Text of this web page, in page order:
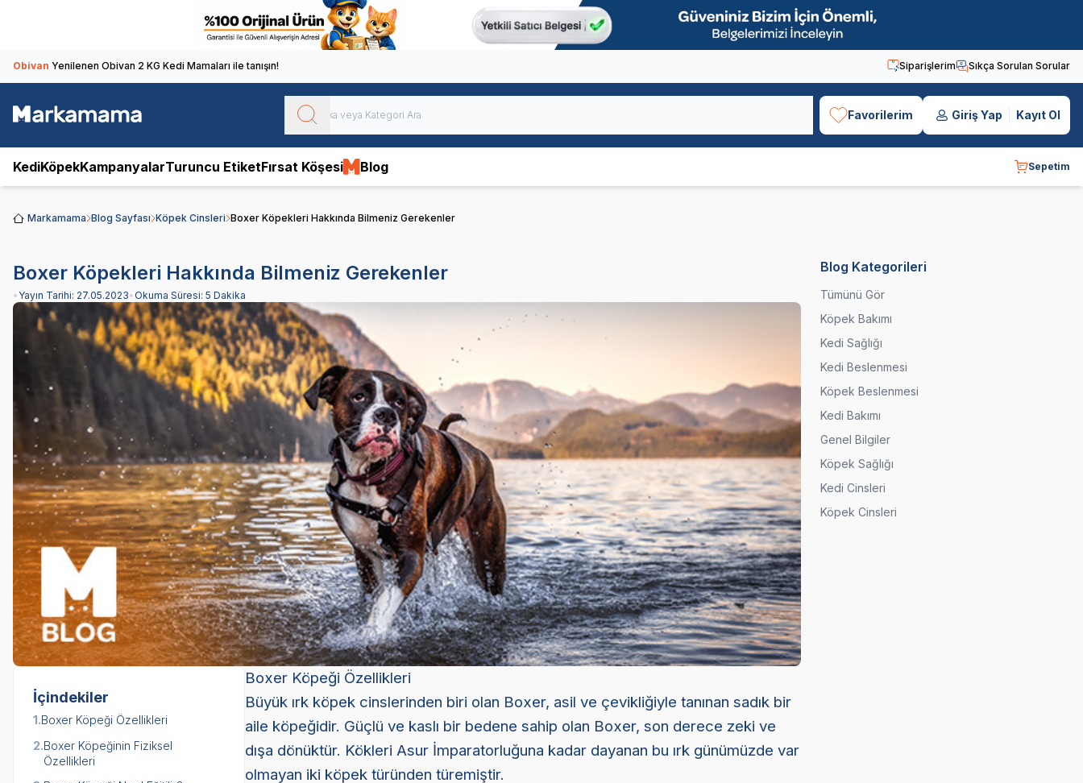
Obivan Yenilenen Obivan 2 KG Kedi Mamaları ile tanışın! Siparişlerim Sıkça Sorulan Sorular
Favorilerim Giriş Yap Kayıt Ol
KediKöpekKampanyalarTuruncu EtiketFırsat Köşesi Blog Sepetim
Markamama Blog Sayfası Köpek Cinsleri Boxer Köpekleri Hakkında Bilmeniz Gerekenler
Boxer Köpekleri Hakkında Bilmeniz Gerekenler
• Yayın Tarihi: 27.05.2023•Okuma Süresi: 5 Dakika
İçindekiler
1.Boxer Köpeği Özellikleri
2.Boxer Köpeğinin Fiziksel
Özellikleri
Boxer Köpeği Özellikleri
Büyük ırk köpek cinslerinden biri olan Boxer, asil ve çevikliğiyle tanınan sadık bir
aile köpeğidir. Güçlü ve kaslı bir bedene sahip olan Boxer, son derece zeki ve
dışa dönüktür. Kökleri Asur İmparatorluğuna kadar dayanan bu ırk günümüzde var
olmayan iki köpek türünden türemiştir.
Blog Kategorileri
Tümünü Gör
Köpek Bakımı
Kedi Sağlığı
Kedi Beslenmesi
Köpek Beslenmesi
Kedi Bakımı
Genel Bilgiler
Köpek Sağlığı
Kedi Cinsleri
Köpek Cinsleri